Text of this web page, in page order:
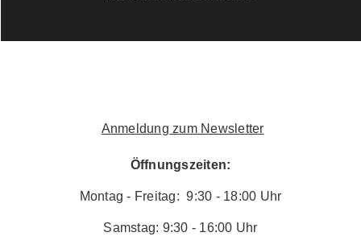
Anmeldung zum Newsletter
Öffnungszeiten:
Montag - Freitag: 9:30 - 18:00 Uhr
Samstag: 9:30 - 16:00 Uhr